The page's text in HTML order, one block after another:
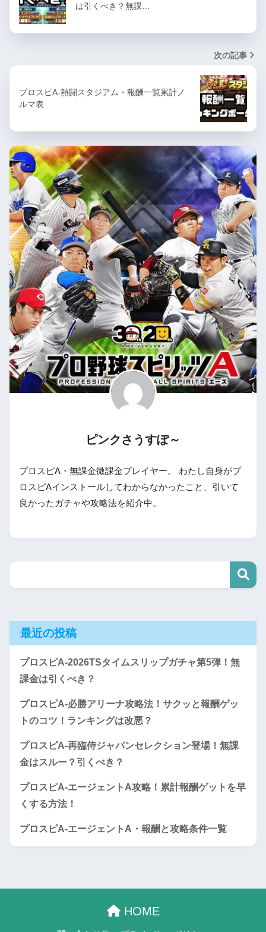
は引くべき？無課…
次の記事
プロスピA-熱闘スタジアム・報酬一覧累計ノ
ルマ表
ピンクさうすぽ～
プロスピA・無課金微課金プレイヤー。 わたし自身がプ
ロスピAインストールしてわからなかったこと、引いて
良かったガチャや攻略法を紹介中。
最近の投稿
プロスピA-2026TSタイムスリップガチャ第5弾！無
課金は引くべき？
プロスピA-必勝アリーナ攻略法！サクッと報酬ゲッ
トのコツ！ランキングは改悪？
プロスピA-再臨侍ジャパンセレクション登場！無課
金はスルー？引くべき？
プロスピA-エージェントA攻略！累計報酬ゲットを早
くする方法！
プロスピA-エージェントA・報酬と攻略条件一覧
HOME